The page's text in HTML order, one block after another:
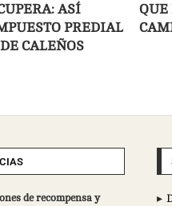
ASÍ
PREDIAL
CALEÑOS
de recompensa y